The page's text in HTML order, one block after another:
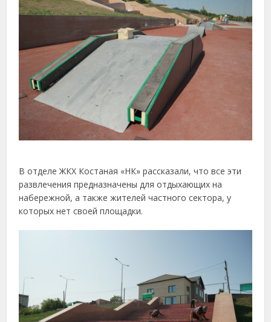
В отделе ЖКХ Костаная «НК» рассказали, что все эти
развлечения предназначены для отдыхающих на
набережной, а также жителей частного сектора, у
которых нет своей площадки.